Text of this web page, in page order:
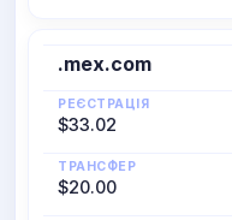
.mex.com
РЕЄСТРАЦІЯ
$33.02
ТРАНСФЕР
$20.00